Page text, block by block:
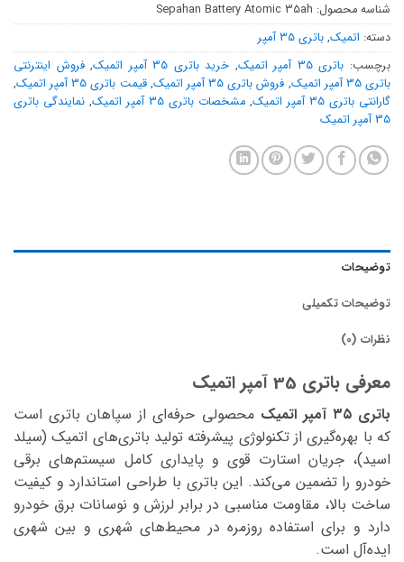
شناسه محصول: Sepahan Battery Atomic 35ah
دسته: اتمیک, باتری 35 آمپر
برچسب: باتری 35 آمپر اتمیک , خرید باتری 35 آمپر اتمیک ,فروش اینترنتی
باتری 35 آمپر اتمیک
, فروش باتری 35 آمپر اتمیک ,قیمت باتری 35 آمپر اتمیک
,
گارانتی باتری 35 آمپر اتمیک
, مشخصات باتری 35 آمپر اتمیک , نمایندگی باتری
35 آمپر اتمیک
توضیحات
توضیحات تکمیلی
نظرات (0)
معرفی باتری 35 آمپر اتمیک
باتری ۳۵ آمپر اتمیک
محصولی حرفه‌ای از سپاهان باتری است
که با بهره‌گیری از تکنولوژی پیشرفته تولید باتری‌های اتمیک (سیلد
اسید)، جریان استارت قوی و پایداری کامل سیستم‌های برقی
خودرو را تضمین می‌کند. این باتری با طراحی استاندارد و کیفیت
ساخت بالا، مقاومت مناسبی در برابر لرزش و نوسانات برق خودرو
دارد و برای استفاده روزمره در محیط‌های شهری و بین شهری
ایده‌آل است.